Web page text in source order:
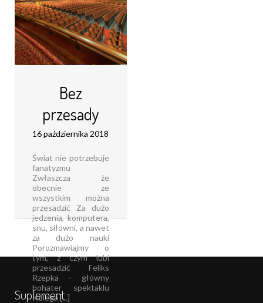
Bez
przesady
16 października 2018
Świat nie potrzebuje
fanatyzmu
Zwłaszcza że
obecnie ze
wszystkim można
przesadzić Za dużo
jedzenia, komputera,
snu, siłowni, a nawet
za dużo nauki
Porozmawiajmy o
tym, z czym lubi
przesadzić Feliks
Rzepka – główny
bohater spektaklu
Kolega [...]
Suplement